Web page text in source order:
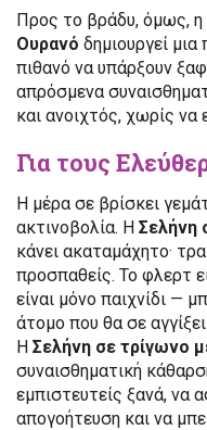
Προς το βράδυ, όμως, η
Ουρανό δημιουργεί μια
πιθανό να υπάρξουν
απρόσμενα
και ανοιχτός, χωρίς να
Για τους
Η μέρα σε βρίσκει
ακτινοβολία. Η Σελήνη
κάνει ακαταμάχητο·
προσπαθείς. Το φλερτ
είναι μόνο παιχνίδι —
άτομο που θα σε
Η Σελήνη σε τρίγωνο
συναισθηματική
εμπιστευτείς ξανά, να
απογοήτευση και να